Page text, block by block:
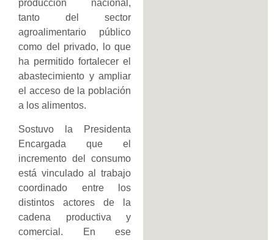
producción nacional,
tanto del sector
agroalimentario público
como del privado, lo que
ha permitido fortalecer el
abastecimiento y ampliar
el acceso de la población
a los alimentos.
Sostuvo la Presidenta
Encargada que el
incremento del consumo
está vinculado al trabajo
coordinado entre los
distintos actores de la
cadena productiva y
comercial. En ese